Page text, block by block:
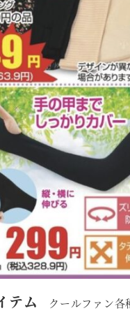
テム クールファン